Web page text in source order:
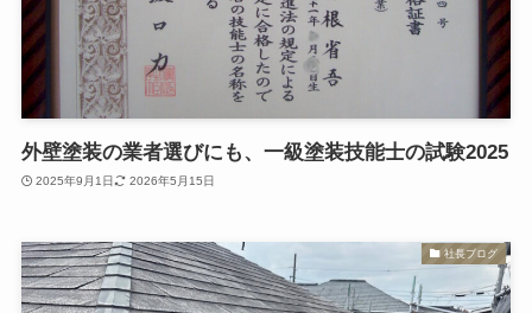
外壁塗装の業者選びにも、一級塗装技能士の試験2025
2025年9月1日 2026年5月15日
社長ブログ